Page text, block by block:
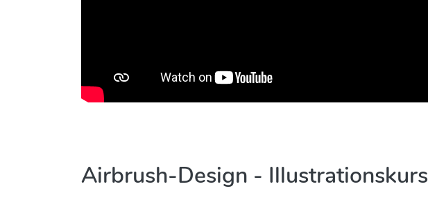
Airbrush-Design - Illustrationskurs